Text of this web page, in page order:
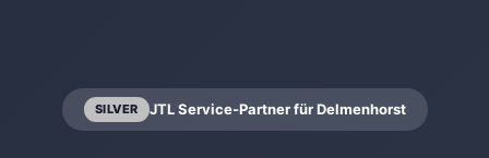
SILVER JTL Service-Partner für Delmenhorst